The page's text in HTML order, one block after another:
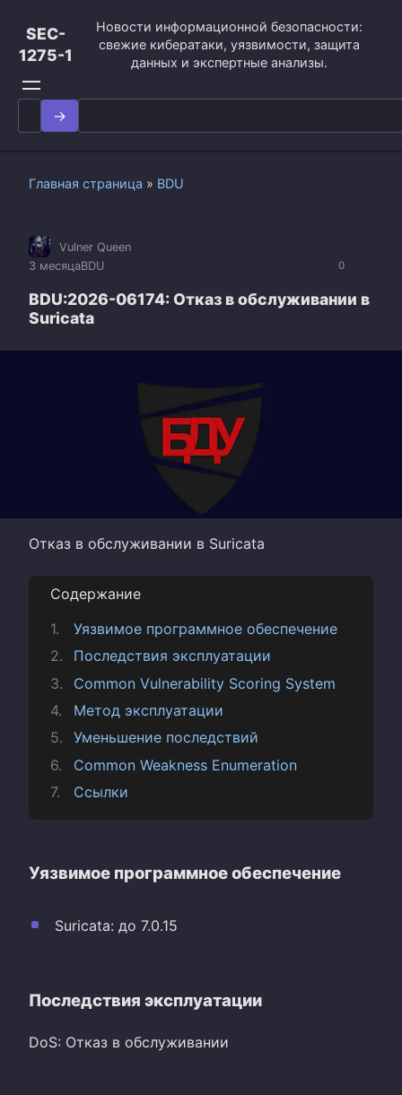
контенту
SEC-
1275-1
Новости информационной безопасности:
свежие кибератаки, уязвимости, защита
данных и экспертные анализы.
Search
for:
Главная страница » BDU
0
Vulner Queen
3 месяцаBDU
BDU:2026-06174: Отказ в обслуживании в
Suricata
Отказ в обслуживании в Suricata
Содержание
Уязвимое программное обеспечение
Последствия эксплуатации
Common Vulnerability Scoring System
Метод эксплуатации
Уменьшение последствий
Common Weakness Enumeration
Ссылки
Уязвимое программное обеспечение
Suricata: до 7.0.15
Последствия эксплуатации
DoS: Отказ в обслуживании